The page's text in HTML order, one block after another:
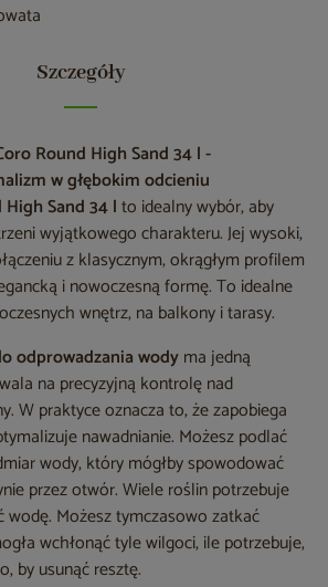
Szczegóły
Round High Sand 34 l -
w głębokim odcieniu
Sand 34 lto idealny wybór, aby
wyjątkowego charakteru. Jej wysoki,
z klasycznym, okrągłym profilem
i nowoczesną formę. To idealne
wnętrz, na balkony i tarasy.
odprowadzania wodyma jedną
na precyzyjną kontrolę nad
W praktyce oznacza to, że zapobiega
nawadnianie. Możesz podlać
wody, który mógłby spowodować
przez otwór. Wiele roślin potrzebuje
wodę. Możesz tymczasowo zatkać
wchłonąć tyle wilgoci, ile potrzebuje,
by usunąć resztę.